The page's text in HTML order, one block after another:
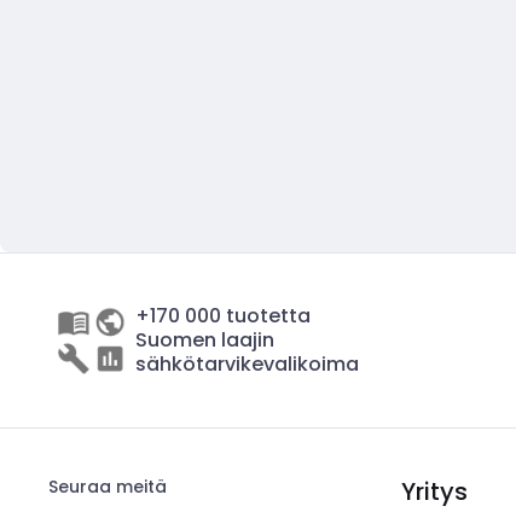
+170 000 tuotetta
Suomen laajin
sähkötarvikevalikoima
Seuraa meitä Yritys